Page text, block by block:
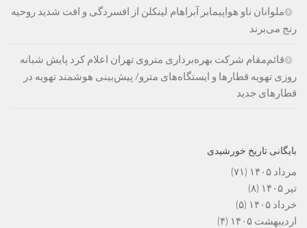
ملوانان ناو هواپیمابر آبراهام لینکلن از افسردگی و افت شدید روحیه
رنج می‌برند
قائم‌مقام شرکت بهره‌برداری متروی تهران اعلام کرد پایش شبانه
روزی تهویه قطارها و ایستگاه‌های مترو/ پیش‌بینی هوشمند تهویه در
قطارهای جدید
بایگانی تاریخ خورشیدی
مرداد ۱۴۰۵
(۷۱)
تیر ۱۴۰۵
(۸)
خرداد ۱۴۰۵
(۵)
اردیبهشت ۱۴۰۵
(۴)